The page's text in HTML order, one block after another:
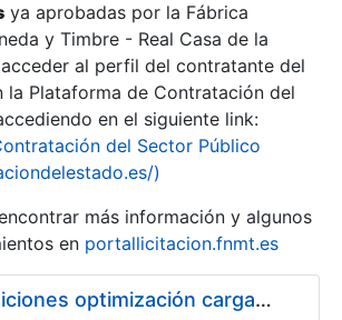
ya aprobadas por la Fábrica
y Timbre - Real Casa de la
al perfil del contratante del
la Plataforma de Contratación del
en el siguiente link:
del Sector Público
)
más información y algunos
en portallicitacion.fnmt.es
Pliego condiciones optimización cargas compras firmado